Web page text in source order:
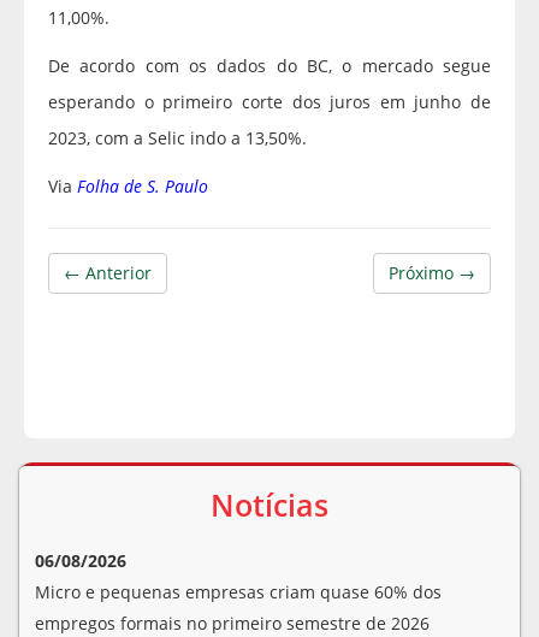
11,00%.
De acordo com os dados do BC, o mercado segue
esperando o primeiro corte dos juros em junho de
2023, com a Selic indo a 13,50%.
Via Folha de S. Paulo
Próximo →
← Anterior
Notícias
06/08/2026
Micro e pequenas empresas criam quase 60% dos
empregos formais no primeiro semestre de 2026